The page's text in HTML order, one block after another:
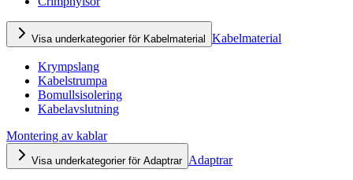
Visa underkategorier för Kabelmaterial Kabelmaterial
Krympslang
Kabelstrumpa
Bomullsisolering
Kabelavslutning
Montering av kablar
Visa underkategorier för Adaptrar Adaptrar